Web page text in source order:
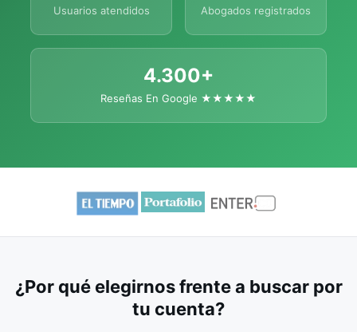
Usuarios atendidos Abogados registrados
4.300+
Reseñas En Google ★★★★★
¿Por qué elegirnos frente a buscar por
tu cuenta?